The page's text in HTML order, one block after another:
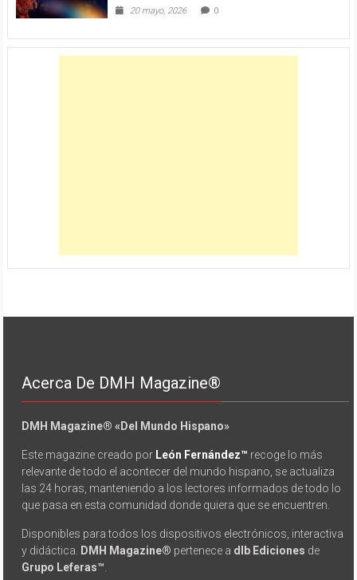
20 mayo, 2026 0
Acerca De DMH Magazine®
DMH Magazine® «Del Mundo Hispano»
Este magazine creado por León Fernández™ recoge lo más
relevante de todo el acontecer del mundo hispano, se actualiza
las 24 horas, manteniendo a los lectores informados de todo lo
que pasa en esta comunidad donde quiera que se encuentren.
Disponibles para todos los dispositivos electrónicos, interactiva
y didáctica.
DMH Magazine® pertenece a dlb Ediciones de
Grupo Leferas™